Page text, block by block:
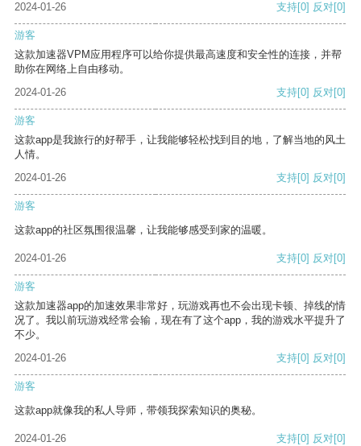
2024-01-26
支持[0] 反对[0]
游客
这款加速器VPM应用程序可以给你提供最高速度和安全性的连接，并帮
助你在网络上自由移动。
2024-01-26
支持[0] 反对[0]
游客
这款app是我旅行的好帮手，让我能够轻松找到目的地，了解当地的风土
人情。
2024-01-26
支持[0] 反对[0]
游客
这款app的社区氛围很温馨，让我能够感受到家的温暖。
2024-01-26 支持[0] 反对[0]
游客
这款加速器app的加速效果非常好，玩游戏再也不会出现卡顿、掉线的情
况了。我以前玩游戏经常会输，现在有了这个app，我的游戏水平提升了
不少。
2024-01-26
支持[0] 反对[0]
游客
这款app就像我的私人导师，带领我探索知识的奥秘。
2024-01-26 支持[0] 反对[0]